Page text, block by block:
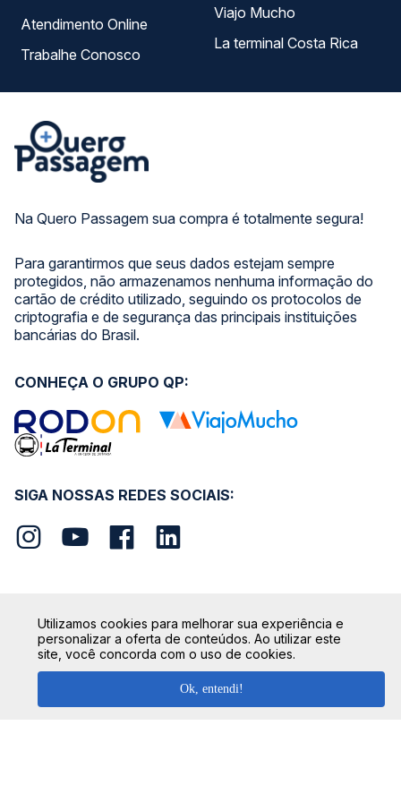
Na Quero Passagem sua compra é totalmente segura!
Para garantirmos que seus dados estejam sempre
protegidos, não armazenamos nenhuma informação do
cartão de crédito utilizado, seguindo os protocolos de
criptografia e de segurança das principais instituições
bancárias do Brasil.
Atendimento Online
Trabalhe Conosco
Viajo Mucho
La terminal Costa Rica
SIGA NOSSAS REDES SOCIAIS:
CONHEÇA O GRUPO QP:
SEGURANÇA
Utilizamos cookies para melhorar sua experiência e
personalizar a oferta de conteúdos. Ao utilizar este
site, você concorda com o uso de cookies.
Ok, entendi!